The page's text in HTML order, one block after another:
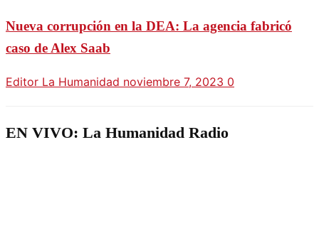
Nueva corrupción en la DEA: La agencia fabricó
caso de Alex Saab
Editor La Humanidad noviembre 7, 2023 0
EN VIVO: La Humanidad Radio